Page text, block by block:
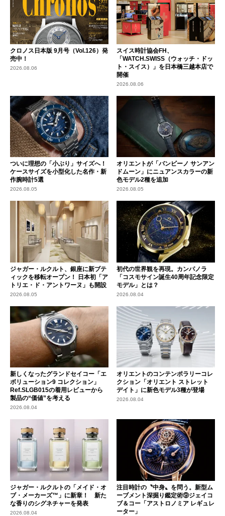
クロノス日本版 9月号（Vol.126）発
売中！
2026.08.06
スイス時計協会FH、
「WATCH.SWISS（ウォッチ・ドッ
ト・スイス）」を日本橋三越本店で
開催
2026.08.06
ついに理想の「小ぶり」サイズへ！
ケースサイズを小型化した名作・新
作腕時計5選
2026.08.05
オリエントが「バンビーノ サンアン
ドムーン」にニュアンスカラーの新
色モデル2種を追加
2026.08.05
ジャガー・ルクルト、銀座に新ブテ
ィックを移転オープン！ 日本初「ア
トリエ・ド・アントワーヌ」も開設
2026.08.05
初代の世界観を再現。カンパノラ
「コスモサイン誕生40周年記念限定
モデル」とは？
2026.08.04
新しくなったグランドセイコー「エ
ボリューション9 コレクション」
Ref.SLGB015の着用レビューから
製品の“価値”を考える
2026.08.04
オリエントのコンテンポラリーコレ
クション「オリエント ストレット
デイト」に新色モデル3種が登場
2026.08.04
ジャガー・ルクルトの「メイド・オ
ブ・メーカーズ™」に新章！ 新た
な香りのシグネチャーを発表
2026.08.04
注目時計の〝中身〟を問う。新型ム
ーブメント深掘り鑑定術⑨ジェイコ
ブ＆コー「アストロノミア レギュレ
ーター」